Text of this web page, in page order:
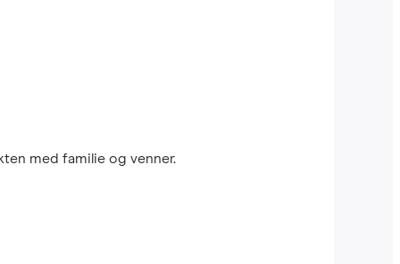
med familie og venner.